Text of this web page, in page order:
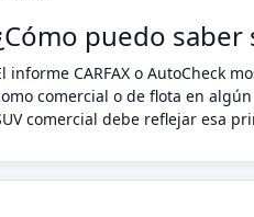
puedo
informe CARFAX o AutoCheck
comercial o de flota en
comercial debe reflejar esa